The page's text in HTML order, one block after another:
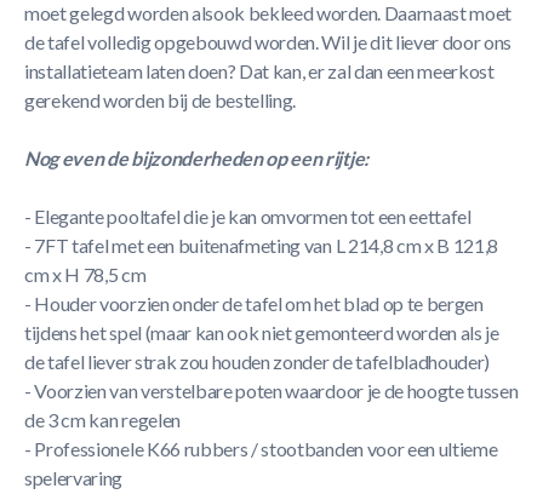
moet gelegd worden alsook bekleed worden. Daarnaast moet
de tafel volledig opgebouwd worden. Wil je dit liever door ons
installatieteam laten doen? Dat kan, er zal dan een meerkost
gerekend worden bij de bestelling.
Nog even de bijzonderheden op een rijtje:
- Elegante pooltafel die je kan omvormen tot een eettafel
- 7FT tafel met een buitenafmeting van L 214,8 cm x B 121,8
cm x H 78,5 cm
- Houder voorzien onder de tafel om het blad op te bergen
tijdens het spel (maar kan ook niet gemonteerd worden als je
de tafel liever strak zou houden zonder de tafelbladhouder)
- Voorzien van verstelbare poten waardoor je de hoogte tussen
de 3 cm kan regelen
- Professionele K66 rubbers / stootbanden voor een ultieme
spelervaring